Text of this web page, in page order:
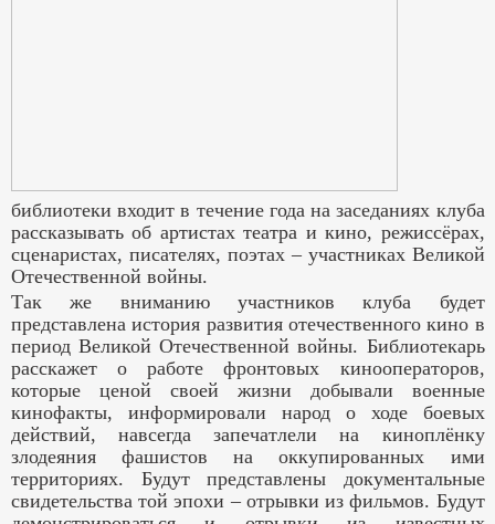
библиотеки входит в течение года на заседаниях клуба
рассказывать об артистах театра и кино, режиссёрах,
сценаристах, писателях, поэтах – участниках Великой
Отечественной войны.
Так же вниманию участников клуба будет
представлена история развития отечественного кино в
период Великой Отечественной войны. Библиотекарь
расскажет о работе фронтовых кинооператоров,
которые ценой своей жизни добывали военные
кинофакты, информировали народ о ходе боевых
действий, навсегда запечатлели на киноплёнку
злодеяния фашистов на оккупированных ими
территориях. Будут представлены документальные
свидетельства той эпохи – отрывки из фильмов. Будут